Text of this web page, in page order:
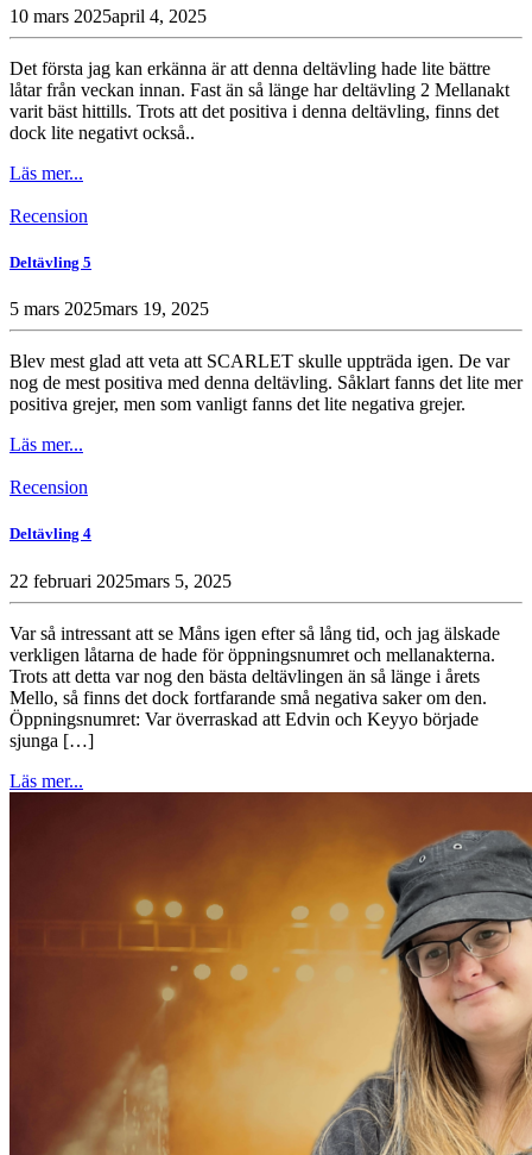
10 mars 2025april 4, 2025
Det första jag kan erkänna är att denna deltävling hade lite bättre
låtar från veckan innan. Fast än så länge har deltävling 2 Mellanakt
varit bäst hittills. Trots att det positiva i denna deltävling, finns det
dock lite negativt också..
Läs mer...
Recension
Deltävling 5
5 mars 2025mars 19, 2025
Blev mest glad att veta att SCARLET skulle uppträda igen. De var
nog de mest positiva med denna deltävling. Såklart fanns det lite mer
positiva grejer, men som vanligt fanns det lite negativa grejer.
Läs mer...
Recension
Deltävling 4
22 februari 2025mars 5, 2025
Var så intressant att se Måns igen efter så lång tid, och jag älskade
verkligen låtarna de hade för öppningsnumret och mellanakterna.
Trots att detta var nog den bästa deltävlingen än så länge i årets
Mello, så finns det dock fortfarande små negativa saker om den.
Öppningsnumret: Var överraskad att Edvin och Keyyo började
sjunga […]
Läs mer...